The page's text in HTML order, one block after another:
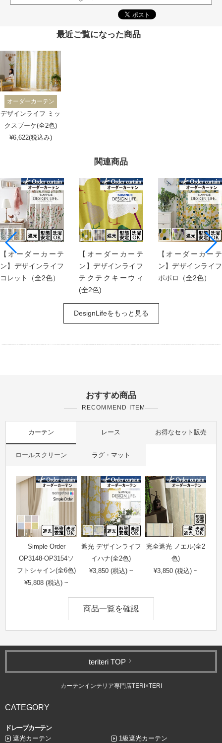
関連商品
【オーダーカーテ
ン】デザインライフ
コレット（全2色）
【オーダーカーテ
ン】デザインライフ
テクテクキーウィ
(全2色)
【オーダーカーテ
ン】デザインライフ
ポポロ（全2色）
DesignLifeをもっと見る
最近ご覧になった商品
オーダーカーテン
デザインライフ ミッ
クスブーケ(全2色)
¥6,622(税込み)
おすすめ商品
RECOMMEND ITEM
カーテン レース お得なセット販売
ロールスクリーン ラグ・マット
Simple Order
OP3148-OP3154ソ
フトシャイン(全6色)
¥5,808 (税込) ~
遮光 デザインライフ
イハナ(全2色)
¥3,850 (税込) ~
完全遮光 ノエル(全2
色)
¥3,850 (税込) ~
商品一覧を確認
teriteri TOP
カーテンインテリア専門店TERI×TERI
CATEGORY
ドレープカーテン
遮光カーテン
1級遮光カーテン